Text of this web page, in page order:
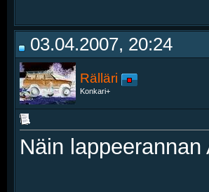
03.04.2007, 20:24
Rälläri
Konkari+
Näin